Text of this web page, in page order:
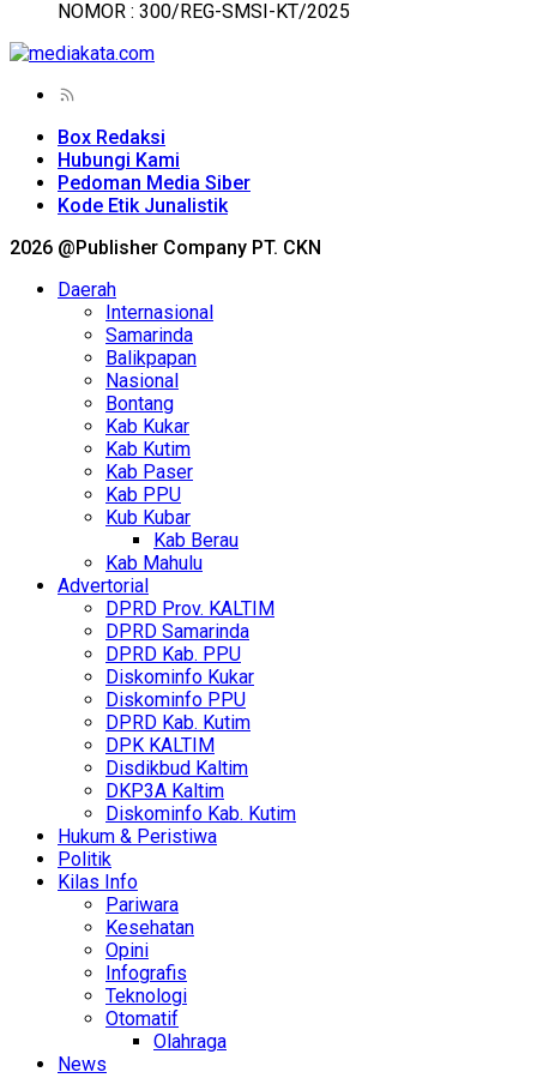
NOMOR : 300/REG-SMSI-KT/2025
Box Redaksi
Hubungi Kami
Pedoman Media Siber
Kode Etik Junalistik
2026 @Publisher Company PT. CKN
Daerah
Internasional
Samarinda
Balikpapan
Nasional
Bontang
Kab Kukar
Kab Kutim
Kab Paser
Kab PPU
Kub Kubar
Kab Berau
Kab Mahulu
Advertorial
DPRD Prov. KALTIM
DPRD Samarinda
DPRD Kab. PPU
Diskominfo Kukar
Diskominfo PPU
DPRD Kab. Kutim
DPK KALTIM
Disdikbud Kaltim
DKP3A Kaltim
Diskominfo Kab. Kutim
Hukum & Peristiwa
Politik
Kilas Info
Pariwara
Kesehatan
Opini
Infografis
Teknologi
Otomatif
Olahraga
News